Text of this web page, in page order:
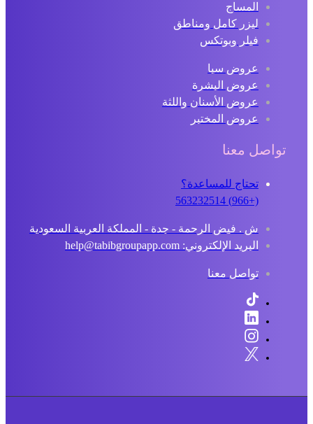
المساج
ليزر كامل ومناطق
فيلر وبوتكس
عروض سبا
عروض البشرة
عروض الأسنان واللثة
عروض المختبر
معنا
تحتاج للمساعدة؟
ش . فيض الرحمة - جدة - المملكة العربية السعودية
البريد الإلكتروني: help@tabibgroupapp.com
تواصل معنا